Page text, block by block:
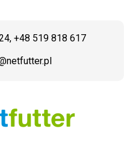
, +48 519 818 617